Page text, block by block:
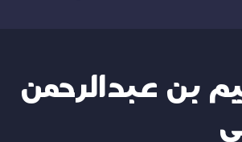
بن عبدالرحمن